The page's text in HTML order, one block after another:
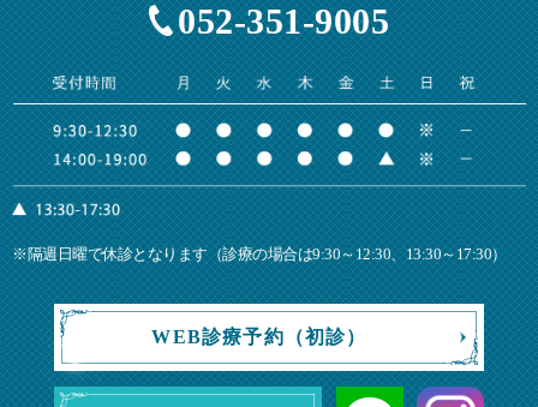
052-351-9005
※隔週日曜で休診となります（診療の場合は9:30～12:30、13:30～17:30）
WEB診療予約（初診）